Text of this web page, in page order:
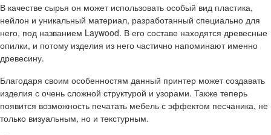
В качестве сырья он может использовать особый вид пластика,
нейлон и уникальный материал, разработанный специально для
него, под названием Laywood. В его составе находятся древесные
опилки, и потому изделия из него частично напоминают именно
древесину.
Благодаря своим особенностям данный принтер может создавать
изделия с очень сложной структурой и узорами. Также теперь
появится возможность печатать мебель с эффектом песчаника, не
только визуальным, но и текстурным.